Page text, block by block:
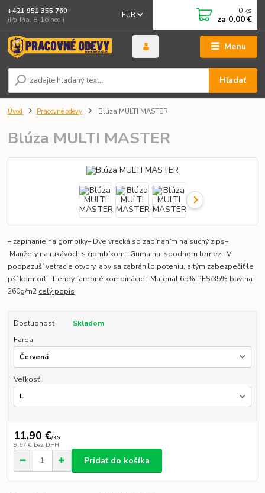
Menu
EUR
Hľadať
+421 951 355 760
(Po-Pia, 8-16 hod.)
0 ks
za 0,00 €
Úvod Pracovné odevy Blúza MULTI MASTER
Blúza MULTI MASTER
– zapínanie na gombíky– Dve vrecká so zapínaním na suchý zips–
Manžety na rukávoch s gombíkom– Guma na spodnom lemez– V
podpazuší vetracie otvory, aby sa zabránilo poteniu, a tým zabezpečiť le
pší komfort– Trendy farebné kombinácie Materiál 65% PES/35% bavlna
260g/m2 celý popis
Dostupnosť
Skladom
Farba
Veľkosť
11,90 €/ks
9,67 € bez DPH
Pridať do košíka